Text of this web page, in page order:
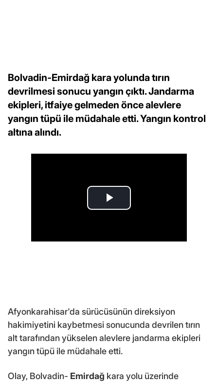
Bolvadin-Emirdağ kara yolunda tırın
devrilmesi sonucu yangın çıktı. Jandarma
ekipleri, itfaiye gelmeden önce alevlere
yangın tüpü ile müdahale etti. Yangın kontrol
altına alındı.
Afyonkarahisar'da sürücüsünün direksiyon
hakimiyetini kaybetmesi sonucunda devrilen tırın
alt tarafından yükselen alevlere jandarma ekipleri
yangın tüpü ile müdahale etti.
Olay, Bolvadin- Emirdağ kara yolu üzerinde